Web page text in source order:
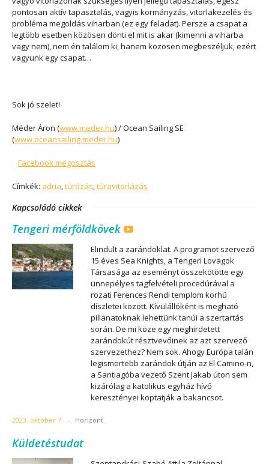
pontosan aktív tapasztalás, vagyis kormányzás, vitorlakezelés és
probléma megoldás viharban (ez egy feladat). Persze a csapat a
legtöbb esetben közösen dönti el mit is akar (kimenni a viharba
vagy nem), nem én találom ki, hanem közösen megbeszéljük, ezért
vagyunk egy csapat…
Sok jó szelet!
Méder Áron (www.meder.hu) / Ocean Sailing SE
(www.oceansailing.meder.hu)
Facebook megosztás
Címkék: adria,túrázás,túravitorlázás
Kapcsolódó cikkek
Tengeri mérföldkövek
Elindult a zarándoklat. A programot szervező
15 éves Sea Knights, a Tengeri Lovagok
Társasága az eseményt összekötötte egy
ünnepélyes tagfelvételi procedúrával a
rozati Ferences Rendi templom korhű
díszletei között. Kívülállóként is megható
pillanatoknak lehettünk tanúi a szertartás
során. De mi köze egy meghirdetett
zarándokút résztvevőinek az azt szervező
szervezethez? Nem sok. Ahogy Európa talán
legismertebb zarándok útján az El Camino-n,
a Santiagóba vezető Szent Jakab úton sem
kizárólag a katolikus egyház hívő
keresztényei koptatják a bakancsot.
2023. október 7. - Horizont
Küldetéstudat